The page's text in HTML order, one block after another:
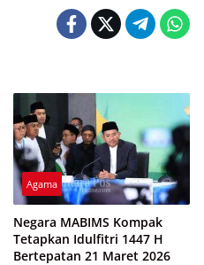
Agama
Negara MABIMS Kompak
Tetapkan Idulfitri 1447 H
Bertepatan 21 Maret 2026